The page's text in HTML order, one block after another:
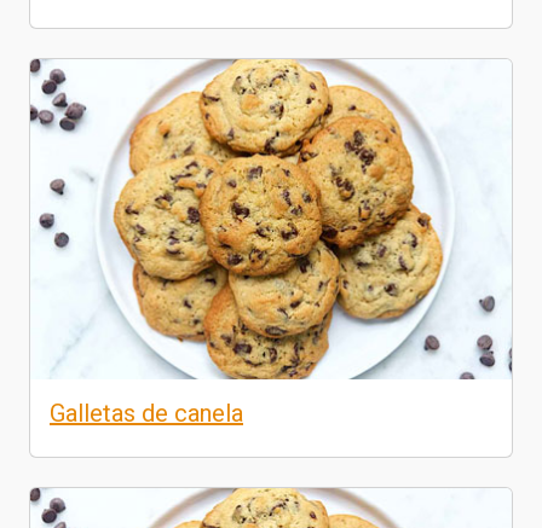
Galletas de canela